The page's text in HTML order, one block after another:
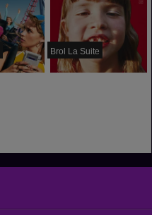
Brol La Suite